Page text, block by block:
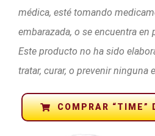
médica, esté tomando
embarazada, o se encuentra en
Este producto no ha sido
tratar, curar, o prevenir ninguna
COMPRAR “TIME”